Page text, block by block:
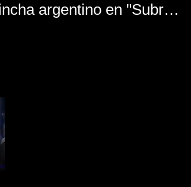
El mal momento de Yanina Gasañol con un hincha argentino en "Subrayado"